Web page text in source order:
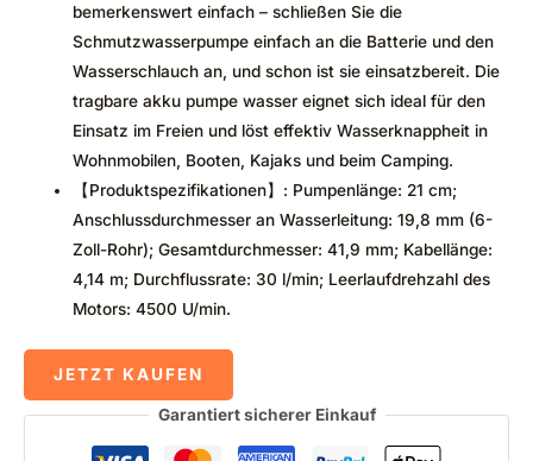
bemerkenswert einfach – schließen Sie die
Schmutzwasserpumpe einfach an die Batterie und den
Wasserschlauch an, und schon ist sie einsatzbereit. Die
tragbare akku pumpe wasser eignet sich ideal für den
Einsatz im Freien und löst effektiv Wasserknappheit in
Wohnmobilen, Booten, Kajaks und beim Camping.
【Produktspezifikationen】: Pumpenlänge: 21 cm;
Anschlussdurchmesser an Wasserleitung: 19,8 mm (6-
Zoll-Rohr); Gesamtdurchmesser: 41,9 mm; Kabellänge:
4,14 m; Durchflussrate: 30 l/min; Leerlaufdrehzahl des
Motors: 4500 U/min.
JETZT KAUFEN
Garantiert sicherer Einkauf